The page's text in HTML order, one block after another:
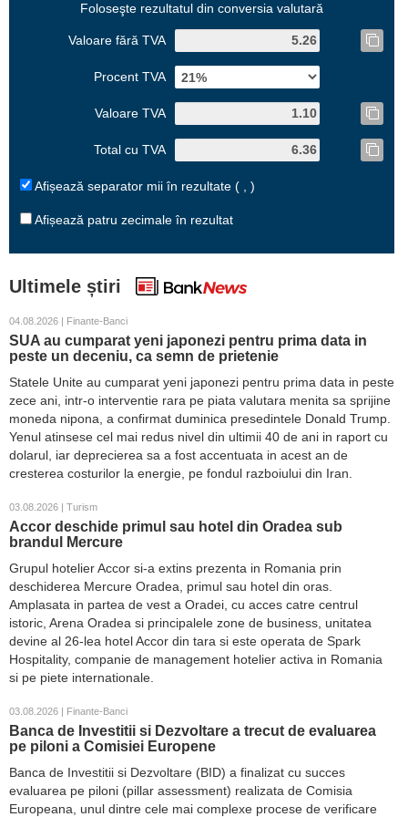
Foloseşte rezultatul din conversia valutară
Valoare fără TVA
Procent TVA
Valoare TVA
Total cu TVA
Afișează separator mii în rezultate ( , )
Afișează patru zecimale în rezultat
Ultimele știri
04.08.2026 | Finante-Banci
SUA au cumparat yeni japonezi pentru prima data in
peste un deceniu, ca semn de prietenie
Statele Unite au cumparat yeni japonezi pentru prima data in peste
zece ani, intr-o interventie rara pe piata valutara menita sa sprijine
moneda nipona, a confirmat duminica presedintele Donald Trump.
Yenul atinsese cel mai redus nivel din ultimii 40 de ani in raport cu
dolarul, iar deprecierea sa a fost accentuata in acest an de
cresterea costurilor la energie, pe fondul razboiului din Iran.
03.08.2026 | Turism
Accor deschide primul sau hotel din Oradea sub
brandul Mercure
Grupul hotelier Accor si-a extins prezenta in Romania prin
deschiderea Mercure Oradea, primul sau hotel din oras.
Amplasata in partea de vest a Oradei, cu acces catre centrul
istoric, Arena Oradea si principalele zone de business, unitatea
devine al 26-lea hotel Accor din tara si este operata de Spark
Hospitality, companie de management hotelier activa in Romania
si pe piete internationale.
03.08.2026 | Finante-Banci
Banca de Investitii si Dezvoltare a trecut de evaluarea
pe piloni a Comisiei Europene
Banca de Investitii si Dezvoltare (BID) a finalizat cu succes
evaluarea pe piloni (pillar assessment) realizata de Comisia
Europeana, unul dintre cele mai complexe procese de verificare